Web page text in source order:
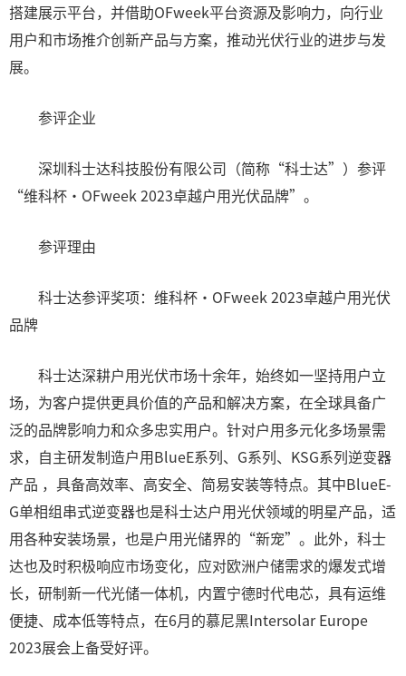
搭建展示平台，并借助OFweek平台资源及影响力，向行业
用户和市场推介创新产品与方案，推动光伏行业的进步与发
展。
参评企业
深圳科士达科技股份有限公司（简称“科士达”）参评
“维科杯·OFweek 2023卓越户用光伏品牌”。
参评理由
科士达参评奖项：维科杯·OFweek 2023卓越户用光伏
品牌
科士达深耕户用光伏市场十余年，始终如一坚持用户立
场，为客户提供更具价值的产品和解决方案，在全球具备广
泛的品牌影响力和众多忠实用户。针对户用多元化多场景需
求，自主研发制造户用BlueE系列、G系列、KSG系列逆变器
产品 ，具备高效率、高安全、简易安装等特点。其中BlueE-
G单相组串式逆变器也是科士达户用光伏领域的明星产品，适
用各种安装场景，也是户用光储界的“新宠”。此外，科士
达也及时积极响应市场变化，应对欧洲户储需求的爆发式增
长，研制新一代光储一体机，内置宁德时代电芯，具有运维
便捷、成本低等特点，在6月的慕尼黑Intersolar Europe
2023展会上备受好评。